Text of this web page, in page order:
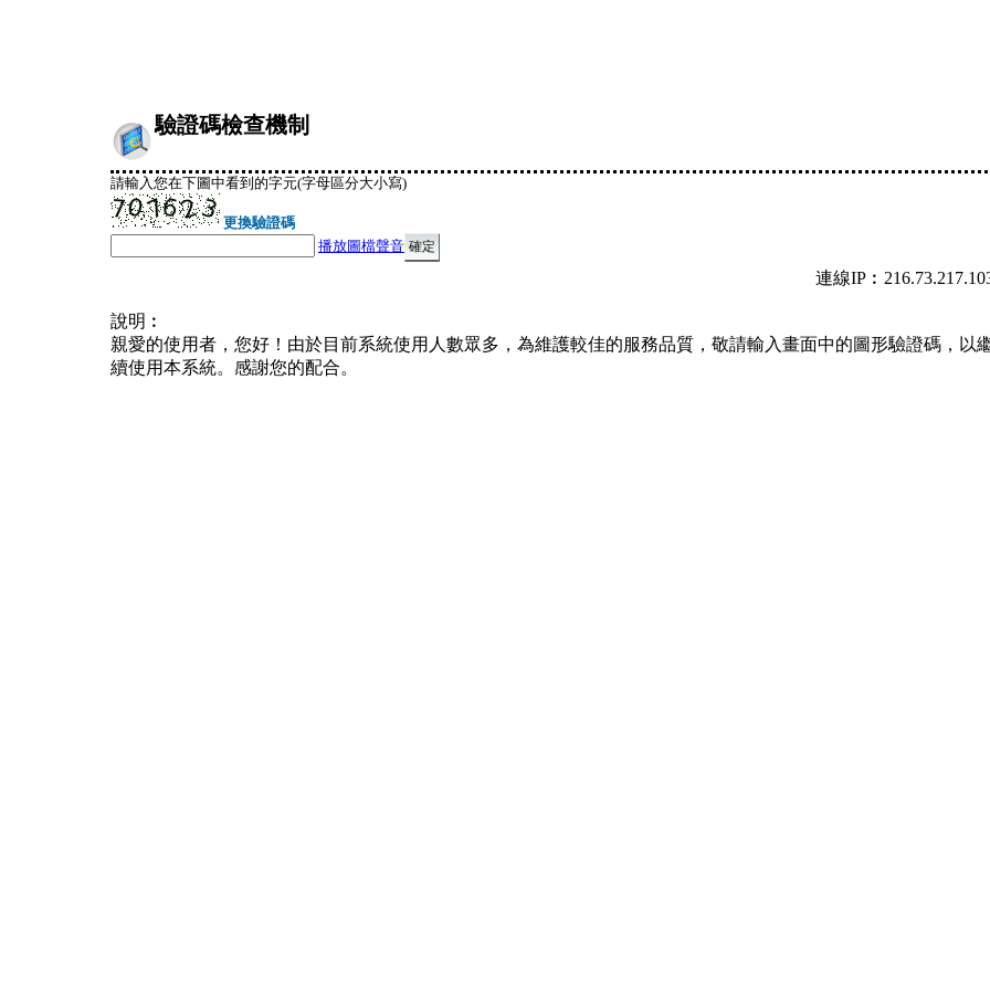
驗證碼檢查機制
請輸入您在下圖中看到的字元(字母區分大小寫)
更換驗證碼
播放圖檔聲音
連線
說明︰
親愛的使用者，您好！由於目前系統使用人數眾多，為維護較佳的服務品質，敬請輸入畫面中的圖形驗證碼，以
續使用本系統。感謝您的配合。